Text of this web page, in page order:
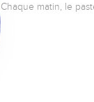
Chaque matin, le